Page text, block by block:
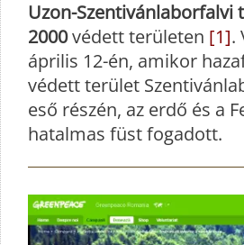
Uzon-Szentivánlaborfalvi
2000védett területen [1].
április 12-én, amikor
védett terület
eső részén, az erdő és a
hatalmas füst fogadott.